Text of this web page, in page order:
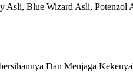
Blue Wizard Asli,
Dan Menjaga